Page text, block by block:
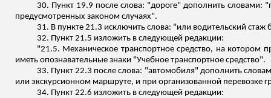
30. Пункт 19.9 после слова: "дороге" дополнить словами:
предусмотренных законом случаях".
31. В пункте 21.3 исключить слова: "или водительский стаж
32. Пункт 21.5 изложить в следующей редакции:
"21.5. Механическое транспортное средство, на котором
иметь опознавательные знаки "Учебное транспортное средство".
33. Пункт 22.3 после слова: "автомобиля" дополнить
или экскурсионном маршруте, и при организованной перевозке
34. Пункт 22.6 изложить в следующей редакции: